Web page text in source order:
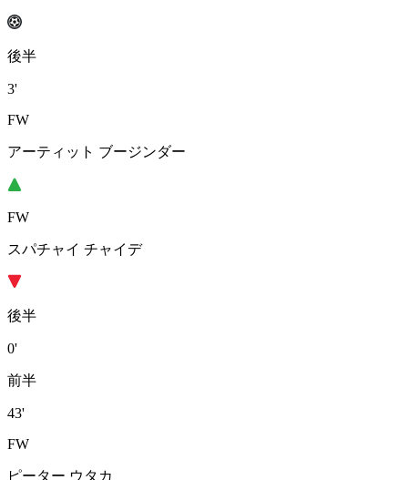
後半
3'
FW
アーティット ブージンダー
FW
スパチャイ チャイデ
後半
0'
前半
43'
FW
ピーター ウタカ